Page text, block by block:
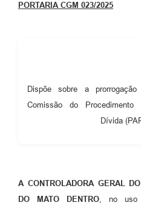
Telefones Úteis
PORTARIA CGM 023/2025
Dispõe sobre a
Comissão do Procedimento
Dívida
A CONTROLADORA GERAL
DO MATO DENTRO , no uso